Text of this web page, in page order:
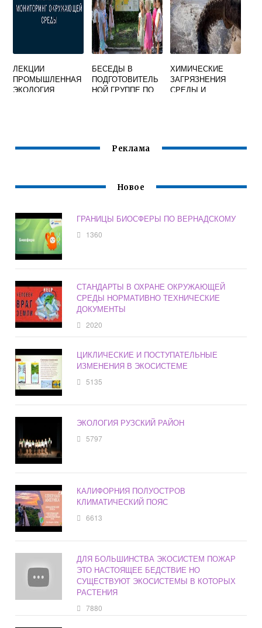
ЛЕКЦИИ
ПРОМЫШЛЕННАЯ
ЭКОЛОГИЯ
БЕСЕДЫ В
ПОДГОТОВИТЕЛЬ
НОЙ ГРУППЕ ПО
ХИМИЧЕСКИЕ
ЗАГРЯЗНЕНИЯ
СРЕДЫ И
Реклама
Новое
ГРАНИЦЫ БИОСФЕРЫ ПО ВЕРНАДСКОМУ
1360
СТАНДАРТЫ В ОХРАНЕ ОКРУЖАЮЩЕЙ
СРЕДЫ НОРМАТИВНО ТЕХНИЧЕСКИЕ
ДОКУМЕНТЫ
2020
ЦИКЛИЧЕСКИЕ И ПОСТУПАТЕЛЬНЫЕ
ИЗМЕНЕНИЯ В ЭКОСИСТЕМЕ
5135
ЭКОЛОГИЯ РУЗСКИЙ РАЙОН
5797
КАЛИФОРНИЯ ПОЛУОСТРОВ
КЛИМАТИЧЕСКИЙ ПОЯС
6613
ДЛЯ БОЛЬШИНСТВА ЭКОСИСТЕМ ПОЖАР
ЭТО НАСТОЯЩЕЕ БЕДСТВИЕ НО
СУЩЕСТВУЮТ ЭКОСИСТЕМЫ В КОТОРЫХ
РАСТЕНИЯ
7880